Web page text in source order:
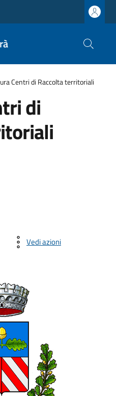
Centri di Raccolta territoriali
di
Vedi azioni